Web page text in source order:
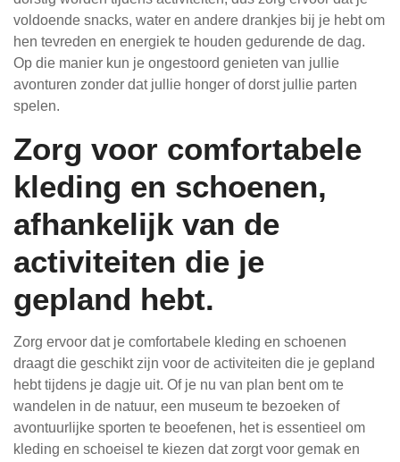
voldoende snacks, water en andere drankjes bij je hebt om
hen tevreden en energiek te houden gedurende de dag.
Op die manier kun je ongestoord genieten van jullie
avonturen zonder dat jullie honger of dorst jullie parten
spelen.
Zorg voor comfortabele
kleding en schoenen,
afhankelijk van de
activiteiten die je
gepland hebt.
Zorg ervoor dat je comfortabele kleding en schoenen
draagt die geschikt zijn voor de activiteiten die je gepland
hebt tijdens je dagje uit. Of je nu van plan bent om te
wandelen in de natuur, een museum te bezoeken of
avontuurlijke sporten te beoefenen, het is essentieel om
kleding en schoeisel te kiezen dat zorgt voor gemak en